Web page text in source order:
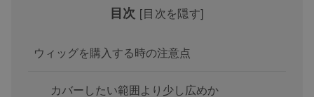
目次 [目次を隠す]
ウィッグを購入する時の注意点
カバーしたい範囲より少し広めか